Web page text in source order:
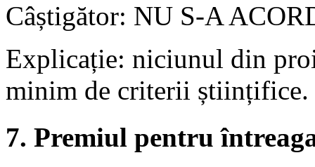
Câștigător: NU S-A
Explicație: niciunul din
minim de criterii științifice.
7. Premiul pentru